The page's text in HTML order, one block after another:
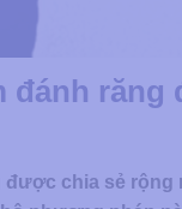
đánh
chia sẻ rộng